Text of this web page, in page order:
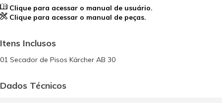
Clique para acessar o manual de usuário.
Clique para acessar o manual de peças.
Itens Inclusos
01 Secador de Pisos Kärcher AB 30
Dados Técnicos